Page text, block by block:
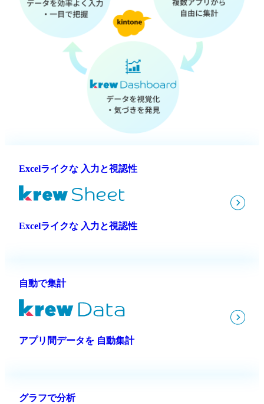
Excelライクな 入力と視認性
Excelライクな 入力と視認性
自動で集計
アプリ間データを 自動集計
グラフで分析